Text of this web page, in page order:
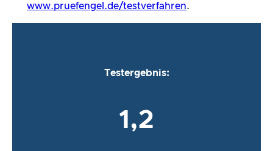
www.pruefengel.de/testverfahren.
Testergebnis:
1,2